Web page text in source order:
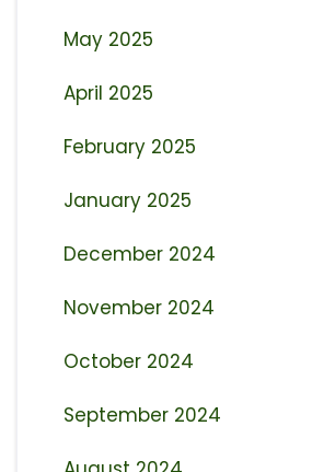
May 2025
April 2025
February 2025
January 2025
December 2024
November 2024
October 2024
September 2024